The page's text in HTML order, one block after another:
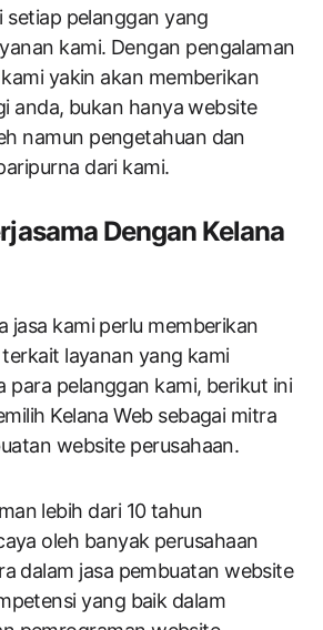
setiap pelanggan yang
kami. Dengan pengalaman
yakin akan memberikan
anda, bukan hanya website
namun pengetahuan dan
dari kami.
Dengan Kelana
jasa kami perlu memberikan
layanan yang kami
para pelanggan kami, berikut ini
Kelana Web sebagai mitra
website perusahaan.
lebih dari 10 tahun
oleh banyak perusahaan
dalam jasa pembuatan website
yang baik dalam